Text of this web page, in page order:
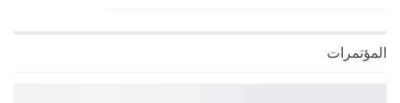
المؤتمرات